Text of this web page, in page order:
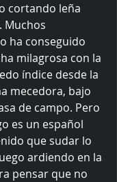
cortando leña
Muchos
ha conseguido
milagrosa con la
índice desde la
mecedora, bajo
de campo. Pero
es un español
que sudar lo
ardiendo en la
pensar que no